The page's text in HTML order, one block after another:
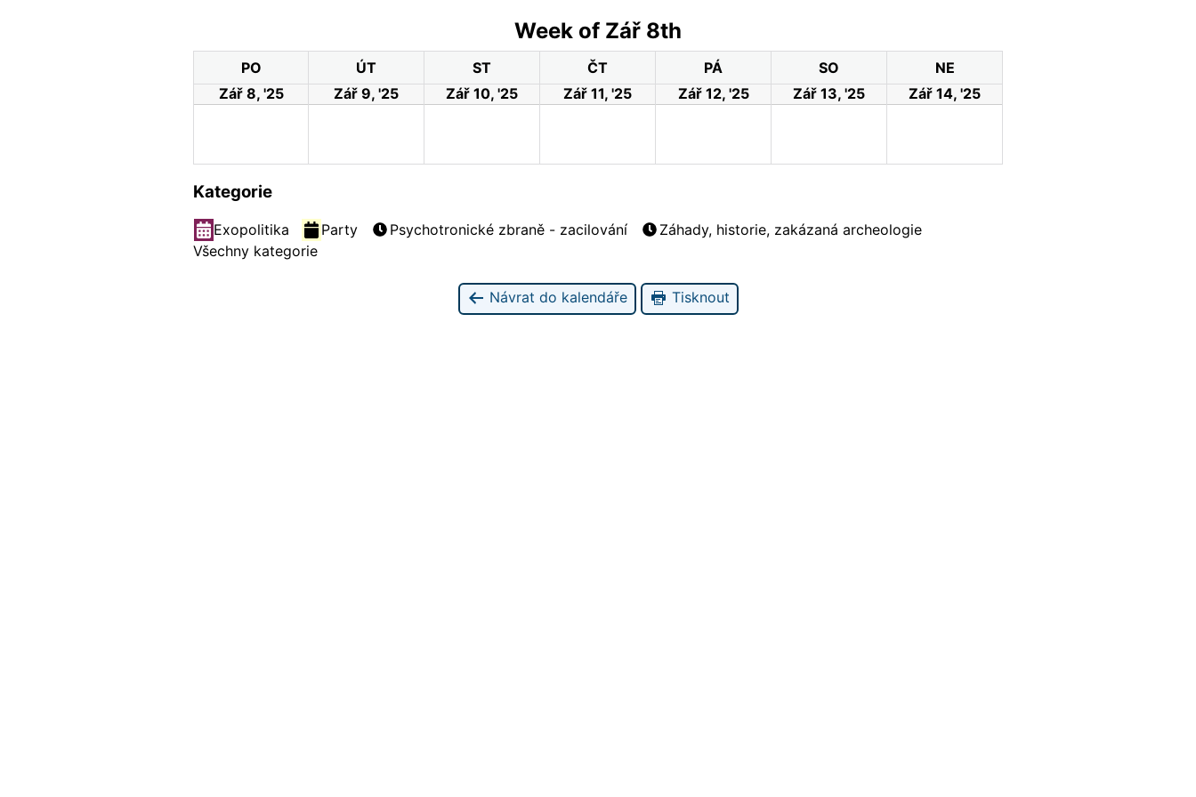
Week of Zář 8th
PO ÚT ST ČT PÁ SO
NE
Zář 8, '25
Zář 9, '25 Zář 10, '25 Zář 11, '25 Zář 12, '25 Zář 13, '25 Zář 14, '25
Kategorie
Exopolitika Party Psychotronické zbraně - zacilování
Záhady, historie, zakázaná archeologie
Všechny kategorie
Návrat do kalendáře Tisknout